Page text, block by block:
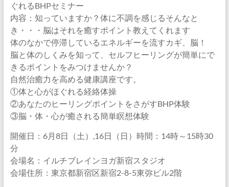
ぐれるBHPセミナー
内容：知っていますか？体に不調を感じるそんなと
き・・・脳はそれを癒すポイント教えてくれます
体のなかで停滞しているエネルギーを流すカギ、脳！
脳と体のしくみを知って、セルフヒーリングが簡単にで
きるポイントをみつけませんか？
自然治癒力を高める健康講座です。
①体と心がほぐれる経絡体操
②あなたのヒーリングポイントをさがすBHP体験
③脳・体・心が癒される簡単瞑想体験
開催日：6月8日（土）,16日（日）時間：14時～15時30
分
会場名：イルチブレインヨガ新宿スタジオ
会場住所：東京都新宿区新宿2-8-5東弥ビル2階